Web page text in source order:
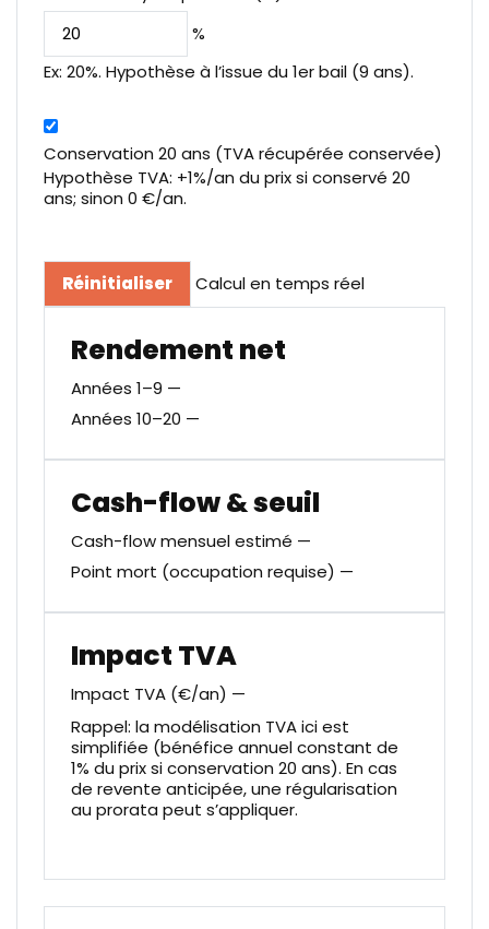
%
Ex: 20%. Hypothèse à l’issue du 1er bail (9 ans).
Conservation 20 ans (TVA récupérée conservée)
Hypothèse TVA: +1%/an du prix si conservé 20
ans; sinon 0 €/an.
Réinitialiser Calcul en temps réel
Rendement net
Années 1–9 —
Années 10–20 —
Cash-flow & seuil
Cash-flow mensuel estimé —
Point mort (occupation requise) —
Impact TVA
Impact TVA (€/an) —
Rappel: la modélisation TVA ici est
simplifiée (bénéfice annuel constant de
1% du prix si conservation 20 ans). En cas
de revente anticipée, une régularisation
au prorata peut s’appliquer.